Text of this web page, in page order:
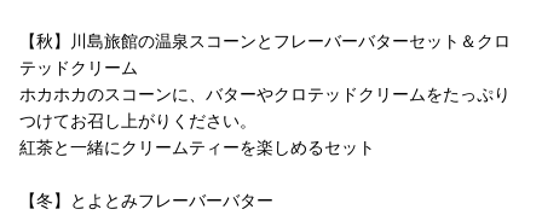
【秋】川島旅館の温泉スコーンとフレーバーバターセット＆クロ
テッドクリーム
ホカホカのスコーンに、バターやクロテッドクリームをたっぷり
つけてお召し上がりください。
紅茶と一緒にクリームティーを楽しめるセット
【冬】とよとみフレーバーバター